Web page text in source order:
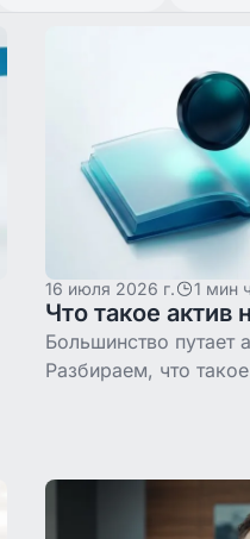
16 июля 2026 г. 1 мин
Что такое актив
Большинство путает
Разбираем, что